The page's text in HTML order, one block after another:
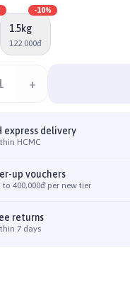
1.5kg
122.000đ
-10%
+
express delivery
HCMC
up vouchers
to 400,000đ per new tier
returns
7 days